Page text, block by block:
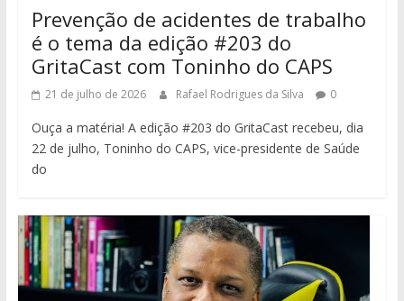
Prevenção de acidentes de trabalho
é o tema da edição #203 do
GritaCast com Toninho do CAPS
21 de julho de 2026 Rafael Rodrigues da Silva 0
Ouça a matéria! A edição #203 do GritaCast recebeu, dia
22 de julho, Toninho do CAPS, vice-presidente de Saúde
do